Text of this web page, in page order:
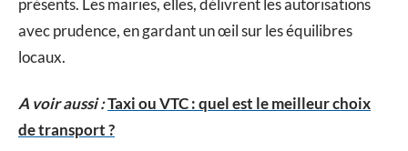
présents. Les mairies, elles, délivrent les autorisations
avec prudence, en gardant un œil sur les équilibres
locaux.
A voir aussi :Taxi ou VTC : quel est le meilleur choix
de transport ?